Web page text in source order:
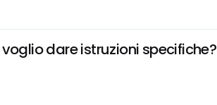
dare istruzioni specifiche?